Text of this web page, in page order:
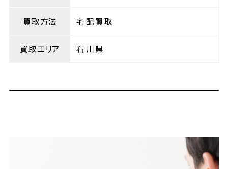
買取方法 宅配買取
買取エリア 石川県